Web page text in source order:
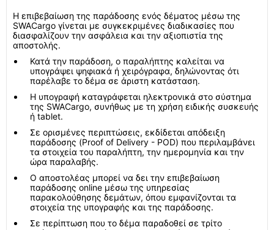
Η επιβεβαίωση της παράδοσης ενός δέματος μέσω της
SWACargo γίνεται με συγκεκριμένες διαδικασίες που
διασφαλίζουν την ασφάλεια και την αξιοπιστία της
αποστολής.
Κατά την παράδοση, ο παραλήπτης καλείται να
υπογράψει ψηφιακά ή χειρόγραφα, δηλώνοντας ότι
παρέλαβε το δέμα σε άριστη κατάσταση.
Η υπογραφή καταγράφεται ηλεκτρονικά στο σύστημα
της SWACargo, συνήθως με τη χρήση ειδικής συσκευής
ή tablet.
Σε ορισμένες περιπτώσεις, εκδίδεται απόδειξη
παράδοσης (Proof of Delivery - POD) που περιλαμβάνει
τα στοιχεία του παραλήπτη, την ημερομηνία και την
ώρα παραλαβής.
Ο αποστολέας μπορεί να δει την επιβεβαίωση
παράδοσης online μέσω της υπηρεσίας
παρακολούθησης δεμάτων, όπου εμφανίζονται τα
στοιχεία της υπογραφής και της παράδοσης.
Σε περίπτωση που το δέμα παραδοθεί σε τρίτο